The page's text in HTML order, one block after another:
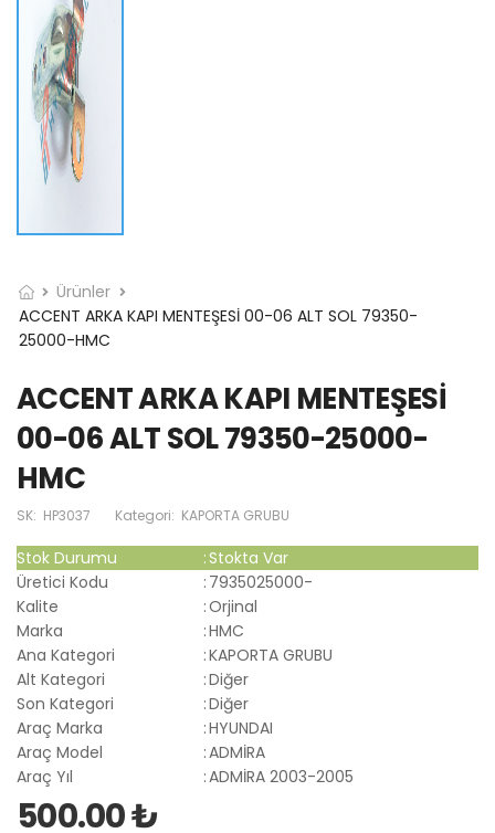
Ürünler
ACCENT ARKA KAPI MENTEŞESİ 00-06 ALT SOL 79350-
25000-HMC
ACCENT ARKA KAPI MENTEŞESİ
00-06 ALT SOL 79350-25000-
HMC
SK: HP3037 Kategori: KAPORTA GRUBU
Stok Durumu :Stokta Var
Üretici Kodu
: 7935025000-
Kalite
:Orjinal
Marka
:HMC
Ana Kategori
:KAPORTA GRUBU
Alt Kategori
:Diğer
Son Kategori
:Diğer
Araç Marka
:HYUNDAI
Araç Model
:ADMİRA
Araç Yıl
:ADMİRA 2003-2005
500.00 ₺